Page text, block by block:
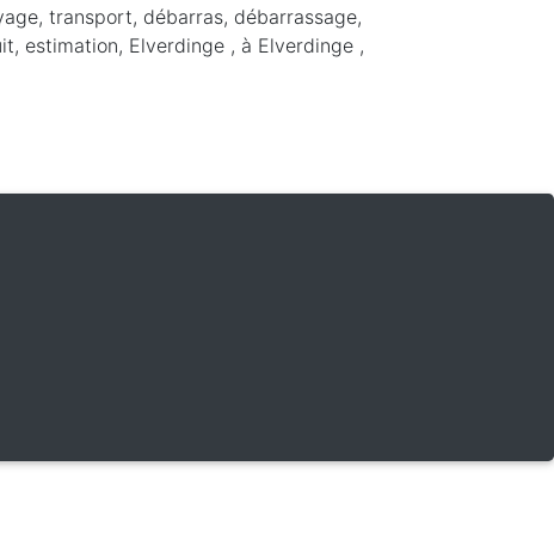
transport, débarras, débarrassage,
estimation, Elverdinge , à Elverdinge ,